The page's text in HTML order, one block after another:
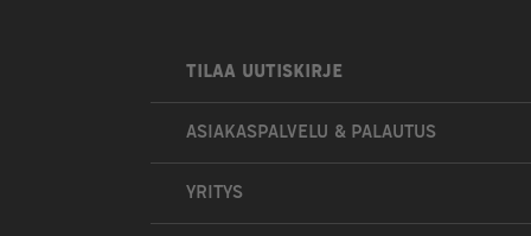
TILAA UUTISKIRJE
ASIAKASPALVELU & PALAUTUS
YRITYS